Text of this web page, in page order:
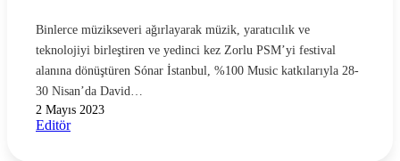
Binlerce müzikseveri ağırlayarak müzik, yaratıcılık ve
teknolojiyi birleştiren ve yedinci kez Zorlu PSM’yi festival
alanına dönüştüren Sónar İstanbul, %100 Music katkılarıyla 28-
30 Nisan’da David…
2 Mayıs 2023
Editör